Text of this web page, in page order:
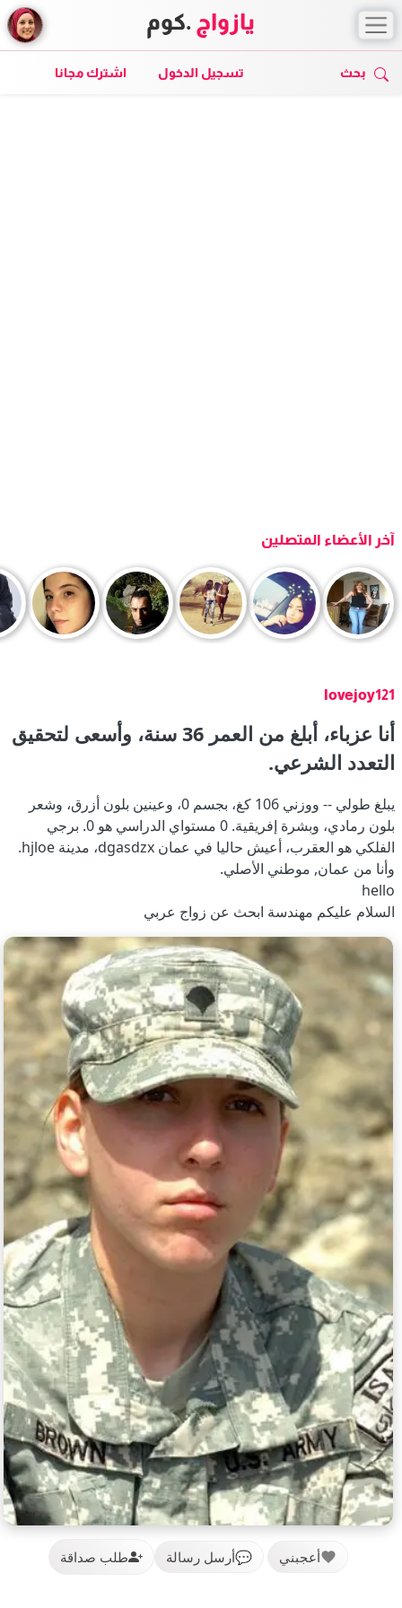
يازواج .كوم
بحث تسجيل الدخول اشترك مجانا
آخر الأعضاء المتصلين
lovejoy121
أنا عزباء، أبلغ من العمر 36 سنة، وأسعى لتحقيق
التعدد الشرعي.
يبلغ طولي -- ووزني 106 كغ، بجسم 0، وعينين بلون أزرق، وشعر
بلون رمادي، وبشرة إفريقية. 0 مستواي الدراسي هو 0. برجي
الفلكي هو العقرب، أعيش حاليا في عمان dgasdzx، مدينة hjloe.
وأنا من عمان, موطني الأصلي.
hello
السلام عليكم مهندسة ابحث عن زواج عربي
أعجبني 💬أرسل رسالة طلب صداقة